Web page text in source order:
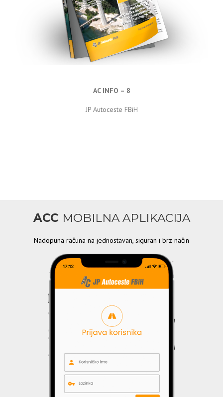
AC INFO – 8
JP Autoceste FBiH
ACC MOBILNA APLIKACIJA
Nadopuna računa na jednostavan, siguran i brz način